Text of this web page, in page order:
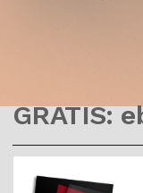
GRATIS: